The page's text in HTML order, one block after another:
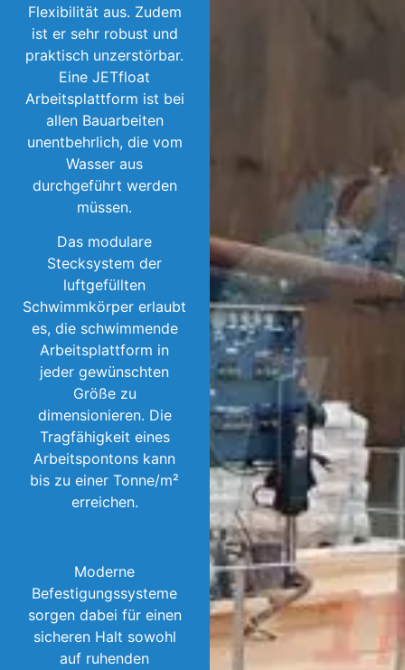
Flexibilität aus. Zudem
ist er sehr robust und
praktisch unzerstörbar.
Eine JETfloat
Arbeitsplattform ist bei
allen Bauarbeiten
unentbehrlich, die vom
Wasser aus
durchgeführt werden
müssen.
Das modulare
Stecksystem der
luftgefüllten
Schwimmkörper erlaubt
es, die schwimmende
Arbeitsplattform in
jeder gewünschten
Größe zu
dimensionieren. Die
Tragfähigkeit eines
Arbeitspontons kann
bis zu einer Tonne/m²
erreichen.
Moderne
Befestigungssysteme
sorgen dabei für einen
sicheren Halt sowohl
auf ruhenden